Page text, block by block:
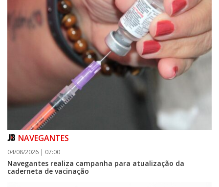
09/08/2026 | 07:00
Prefeitura apresenta projeto da Praça do Pescador à comunidade na
próxima quinta-feira (13/08)
NAVEGANTES
04/08/2026 | 07:00
Navegantes realiza campanha para atualização da
caderneta de vacinação